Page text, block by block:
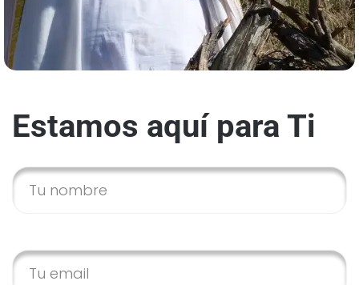
Estamos aquí para Ti